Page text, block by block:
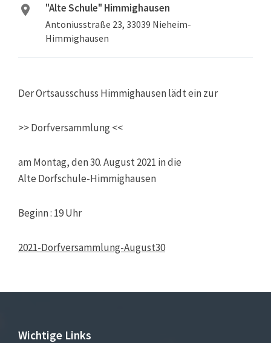
"Alte Schule" Himmighausen
Antoniusstraße 23, 33039 Nieheim-
Himmighausen
Der Ortsausschuss Himmighausen lädt ein zur
>> Dorfversammlung <<
am Montag, den 30. August 2021 in die
Alte Dorfschule-Himmighausen
Beginn : 19 Uhr
2021-Dorfversammlung-August30
Wichtige Links